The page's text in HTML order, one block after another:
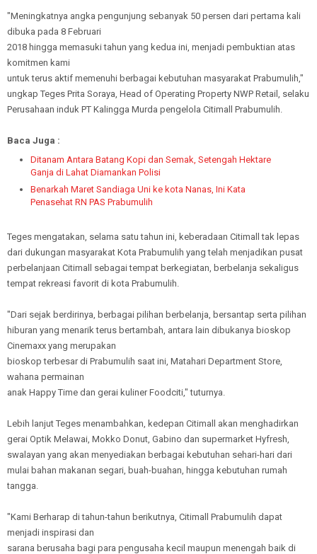
"Meningkatnya angka pengunjung sebanyak 50 persen dari pertama kali
dibuka pada 8 Februari
2018 hingga memasuki tahun yang kedua ini, menjadi pembuktian atas
komitmen kami
untuk terus aktif memenuhi berbagai kebutuhan masyarakat Prabumulih,"
ungkap Teges Prita Soraya, Head of Operating Property NWP Retail, selaku
Perusahaan induk PT Kalingga Murda pengelola Citimall Prabumulih.
Baca Juga :
Ditanam Antara Batang Kopi dan Semak, Setengah Hektare
Ganja di Lahat Diamankan Polisi
Benarkah Maret Sandiaga Uni ke kota Nanas, Ini Kata
Penasehat RN PAS Prabumulih
Teges mengatakan, selama satu tahun ini, keberadaan Citimall tak lepas
dari dukungan masyarakat Kota Prabumulih yang telah menjadikan pusat
perbelanjaan Citimall sebagai tempat berkegiatan, berbelanja sekaligus
tempat rekreasi favorit di kota Prabumulih.
"Dari sejak berdirinya, berbagai pilihan berbelanja, bersantap serta pilihan
hiburan yang menarik terus bertambah, antara lain dibukanya bioskop
Cinemaxx yang merupakan
bioskop terbesar di Prabumulih saat ini, Matahari Department Store,
wahana permainan
anak Happy Time dan gerai kuliner Foodciti," tuturnya.
Lebih lanjut Teges menambahkan, kedepan Citimall akan menghadirkan
gerai Optik Melawai, Mokko Donut, Gabino dan supermarket Hyfresh,
swalayan yang akan menyediakan berbagai kebutuhan sehari-hari dari
mulai bahan makanan segari, buah-buahan, hingga kebutuhan rumah
tangga.
"Kami Berharap di tahun-tahun berikutnya, Citimall Prabumulih dapat
menjadi inspirasi dan
sarana berusaha bagi para pengusaha kecil maupun menengah baik di